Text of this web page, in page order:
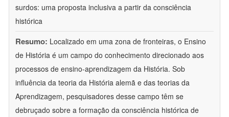
surdos: uma proposta inclusiva a partir da consciência
histórica
Resumo: Localizado em uma zona de fronteiras, o Ensino
de História é um campo do conhecimento direcionado aos
processos de ensino-aprendizagem da História. Sob
influência da teoria da História alemã e das teorias da
Aprendizagem, pesquisadores desse campo têm se
debruçado sobre a formação da consciência histórica de